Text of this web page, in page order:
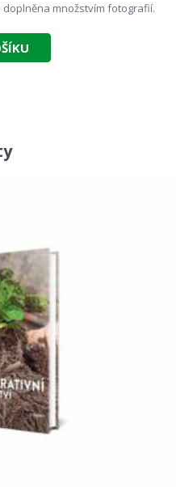
množstvím fotografií.